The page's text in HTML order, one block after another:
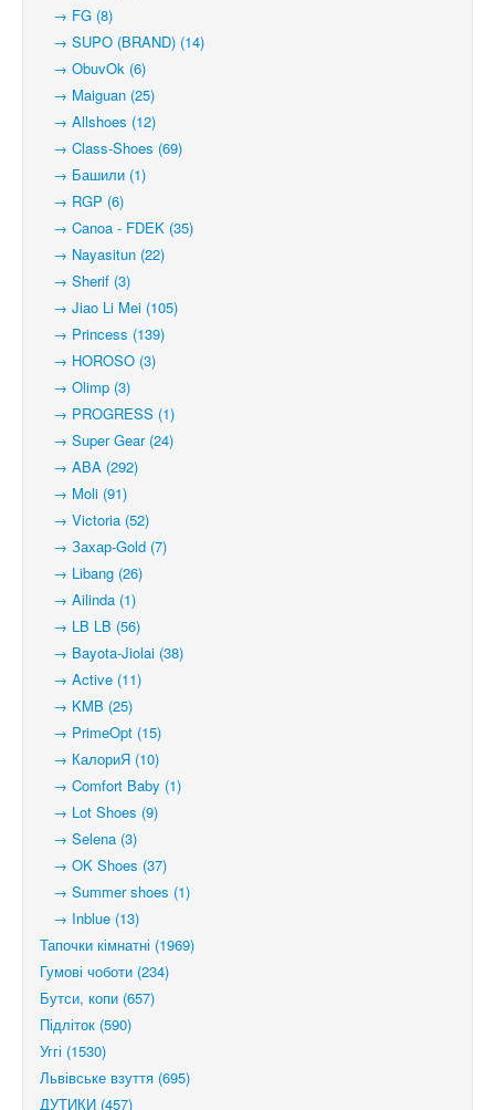
→ FG (8)
→ SUPO (BRAND) (14)
→ ObuvOk (6)
→ Maiguan (25)
→ Allshoes (12)
→ Class-Shoes (69)
→ Башили (1)
→ RGP (6)
→ Canoa - FDEK (35)
→ Nayasitun (22)
→ Sherif (3)
→ Jiao Li Mei (105)
→ Princess (139)
→ HOROSO (3)
→ Olimp (3)
→ PROGRESS (1)
→ Super Gear (24)
→ ABA (292)
→ Moli (91)
→ Victoria (52)
→ Захар-Gold (7)
→ Libang (26)
→ Ailinda (1)
→ LB LB (56)
→ Bayota-Jiolai (38)
→ Active (11)
→ KMB (25)
→ PrimeOpt (15)
→ КалориЯ (10)
→ Comfort Baby (1)
→ Lot Shoes (9)
→ Selena (3)
→ OK Shoes (37)
→ Summer shoes (1)
→ Inblue (13)
Тапочки кімнатні (1969)
Гумові чоботи (234)
Бутси, копи (657)
Підліток (590)
Уггі (1530)
Львівське взуття (695)
ДУТИКИ (457)